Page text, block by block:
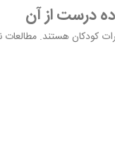
کودکان هستند. مطالعات